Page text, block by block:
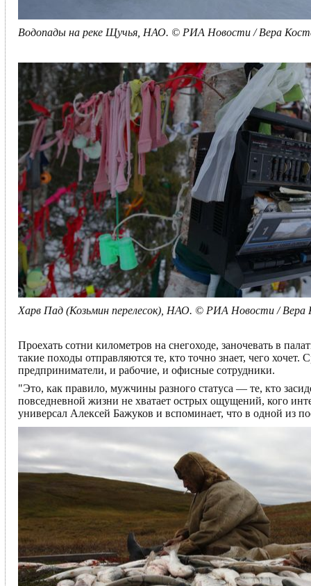
Водопады на реке Щучья, НАО. © РИА Новости / Вера
Харв Пад (Козьмин перелесок), НАО. © РИА Новости / Вера
Проехать сотни километров на снегоходе, заночевать в
такие походы отправляются те, кто точно знает, чего
предприниматели, и рабочие, и офисные сотрудники.
"Это, как правило, мужчины разного статуса — те, кто
повседневной жизни не хватает острых ощущений, кого
универсал Алексей Бажуков и вспоминает, что в одной из